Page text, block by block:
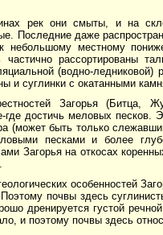
рек они смыты, и на
Последние даже
небольшому местному
частично рассортированы
(водно-
и суглинки с окатанными
Загорья (Битца,
где достичь меловых песков.
(может быть только
песками и более
Загорья на откосах
особенностей
почвы здесь
дренируется густой
и поэтому почвы здесь